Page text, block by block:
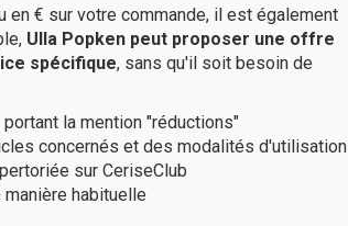
en € sur votre commande, il est également
Ulla Popken peut proposer une offre
spécifique, sans qu'il soit besoin de
la mention "réductions"
concernés et des modalités d'utilisation
sur CeriseClub
habituelle